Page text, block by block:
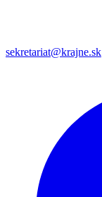
sekretariat@krajne.sk